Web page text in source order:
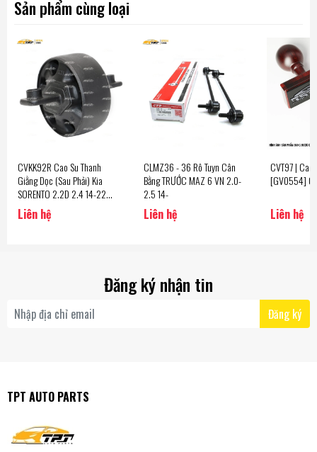
Sản phẩm cùng loại
CVKK92R Cao Su Thanh
Giằng Dọc (Sau Phải) Kia
SORENTO 2.2D 2.4 14-22
[13.0] CTR - Korea
Liên hệ
CLMZ36 - 36 Rô Tuyn Cân
Bằng TRƯỚC MAZ 6 VN 2.0-
2.5 14-
Liên hệ
CVT97 |
[GV0554]
Liên hệ
Đăng ký nhận tin
Đăng ký
TPT AUTO PARTS